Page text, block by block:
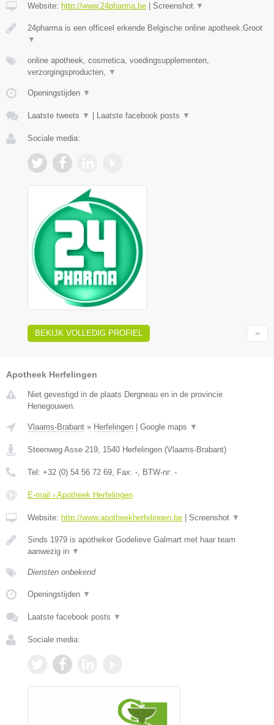
Website: http://www.24pharma.be Screenshot ▼
24pharma is een officeel erkende Belgische online apotheek.Groot
▼
online apotheek, cosmetica, voedingsupplementen,
verzorgingsproducten,
▼
Openingstijden ▼
Laatste tweets ▼ Laatste facebook posts ▼
Sociale media:
BEKIJK VOLLEDIG PROFIEL
Apotheek Herfelingen
Niet gevestigd in de plaats Dergneau en in de provincie
Henegouwen.
Vlaams-Brabant » Herfelingen Google maps ▼
Steenweg Asse 219 1540 Herfelingen (Vlaams-Brabant)
Tel: +32 (0) 54 56 72 69 , Fax: - , BTW-nr: -
E-mail › Apotheek Herfelingen
Website: http://www.apotheekherfelingen.be Screenshot ▼
Sinds 1979 is apotheker Godelieve Galmart met haar team
aanwezig in ▼
Diensten onbekend
Openingstijden ▼
Laatste facebook posts ▼
Sociale media: